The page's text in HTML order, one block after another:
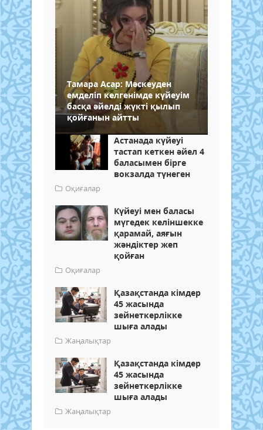
Тамара Асар: Мәскеуден
емделіп келгенімде күйеуім
басқа әйелді жүкті қылып
қойғанын айтты
Астанада күйеуі
тастап кеткен әйел 4
баласымен бірге
вокзалда түнеген
Оқиғалар
Күйеуі мен баласы
мүгедек келіншекке
қарамай, аяғын
жәндіктер жеп
қойған
Оқиғалар
Қазақстанда кімдер
45 жасында
зейнеткерлікке
шыға алады
Жаңалықтар
Қазақстанда кімдер
45 жасында
зейнеткерлікке
шыға алады
Жаңалықтар